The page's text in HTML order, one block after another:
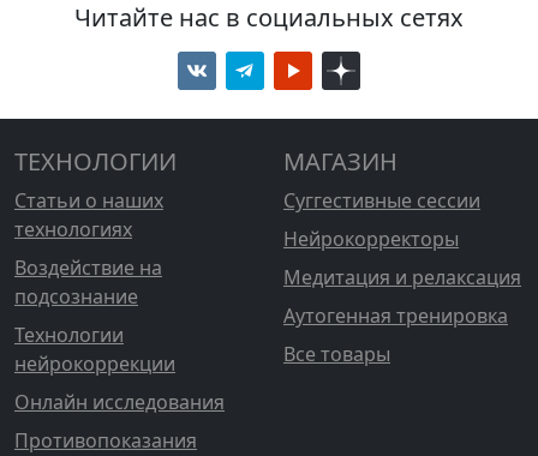
Читайте нас в социальных сетях
ТЕХНОЛОГИИ
Статьи о наших
технологиях
Воздействие на
подсознание
Технологии
нейрокоррекции
Онлайн исследования
Противопоказания
МАГАЗИН
Суггестивные сессии
Нейрокорректоры
Медитация и релаксация
Аутогенная тренировка
Все товары